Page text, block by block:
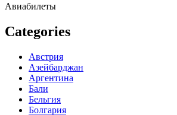
Авиабилеты
Categories
Австрия
Азейбарджан
Аргентина
Бали
Бельгия
Болгария